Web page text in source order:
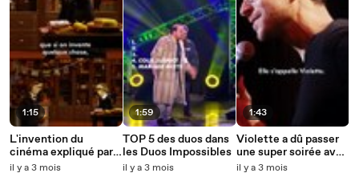
1:15
L'invention du
cinéma expliqué par
des chaussettes, oui,
il y a 3 mois
1:59
TOP 5 des duos dans
les Duos Impossibles
il y a 3 mois
1:43
Violette a dû passer
une super soirée avec
ses BFF 🤪
il y a 3 mois